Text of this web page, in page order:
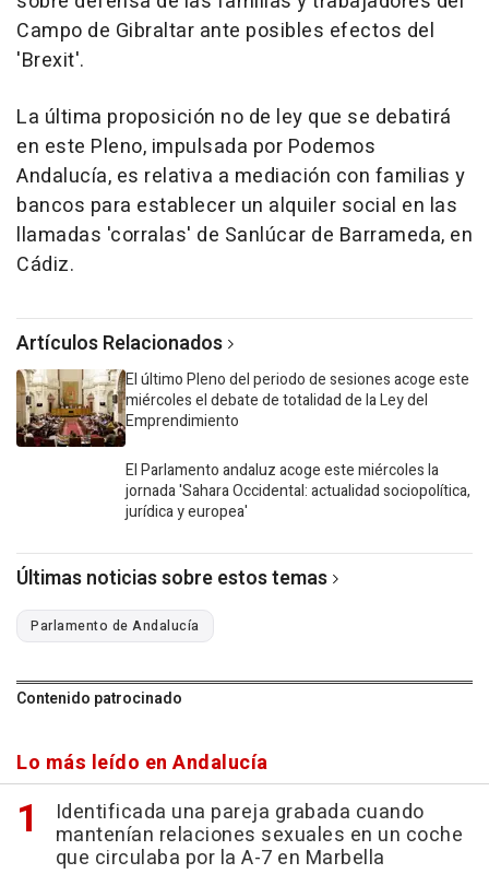
Campo de Gibraltar ante posibles efectos del
'Brexit'.
La última proposición no de ley que se debatirá
en este Pleno, impulsada por Podemos
Andalucía, es relativa a mediación con familias y
bancos para establecer un alquiler social en las
llamadas 'corralas' de Sanlúcar de Barrameda, en
Cádiz.
Artículos Relacionados
El último Pleno del periodo de sesiones acoge este
miércoles el debate de totalidad de la Ley del
Emprendimiento
El Parlamento andaluz acoge este miércoles la
jornada 'Sahara Occidental: actualidad sociopolítica,
jurídica y europea'
Últimas noticias sobre estos temas
Parlamento de Andalucía
Contenido patrocinado
Lo más leído en Andalucía
Identificada una pareja grabada cuando
mantenían relaciones sexuales en un coche
que circulaba por la A-7 en Marbella